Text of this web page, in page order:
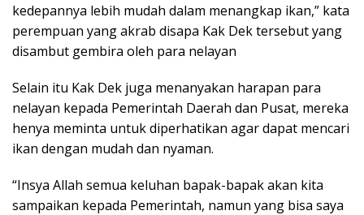
kedepannya lebih mudah dalam menangkap ikan,” kata
perempuan yang akrab disapa Kak Dek tersebut yang
disambut gembira oleh para nelayan
Selain itu Kak Dek juga menanyakan harapan para
nelayan kepada Pemerintah Daerah dan Pusat, mereka
henya meminta untuk diperhatikan agar dapat mencari
ikan dengan mudah dan nyaman.
“Insya Allah semua keluhan bapak-bapak akan kita
sampaikan kepada Pemerintah, namun yang bisa saya